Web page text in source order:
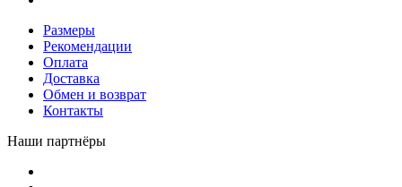
Размеры
Рекомендации
Оплата
Доставка
Обмен и возврат
Контакты
Наши партнёры